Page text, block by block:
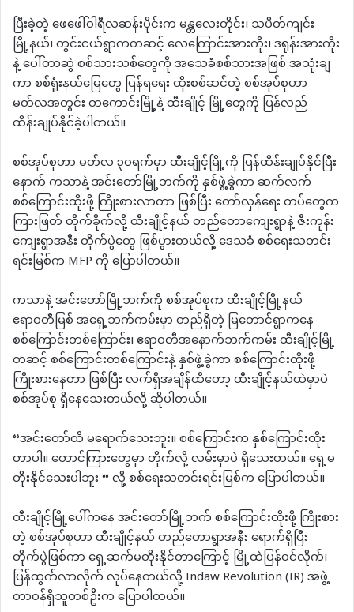
ပြီးခဲ့တဲ့ ဖေဖေါ်ဝါရီလဆန်းပိုင်းက မန္တလေးတိုင်း၊ သပိတ်ကျင်း
မြို့နယ်၊ တွင်းငယ်ရွာကတဆင့် လေကြောင်းအားကိုး၊ ဒရုန်းအားကိုး
နဲ့ ပေါ်တာဆွဲ စစ်သားသစ်တွေကို အသေခံစစ်သားအဖြစ် အသုံးချ
ကာ စစ်ရှုံးနယ်မြေတွေ ပြန်ရရေး ထိုးစစ်ဆင်တဲ့ စစ်အုပ်စုဟာ
မတ်လအတွင်း တကောင်းမြို့နဲ့ ထီးချိုင့် မြို့တွေကို ပြန်လည်
ထိန်းချုပ်နိုင်ခဲ့ပါတယ်။
စစ်အုပ်စုဟာ မတ်လ ၃၀ရက်မှာ ထီးချိုင့်မြို့ကို ပြန်ထိန်းချုပ်နိုင်ပြီး
နောက် ကသာနဲ့ အင်းတော်မြို့ဘက်ကို နှစ်ဖွဲ့ခွဲကာ ဆက်လက်
စစ်ကြောင်းထိုးဖို့ ကြိုးစားလာတာ ဖြစ်ပြီး တော်လှန်ရေး တပ်တွေက
ကြားဖြတ် တိုက်ခိုက်လို့ ထီးချိုင့်နယ် တည်တောကျေးရွာနဲ့ ဇီးကုန်း
ကျေးရွာအနီး တိုက်ပွဲတွေ ဖြစ်ပွားတယ်လို့ ဒေသခံ စစ်ရေးသတင်း
ရင်းမြစ်က MFP ကို ပြောပါတယ်။
ကသာနဲ့ အင်းတော်မြို့ဘက်ကို စစ်အုပ်စုက ထီးချိုင့်မြို့နယ်
ဧရာဝတီမြစ် အရှေ့ဘက်ကမ်းမှာ တည်ရှိတဲ့ မြတောင်ရွာကနေ
စစ်ကြောင်းတစ်ကြောင်း၊ ဧရာဝတီအနောက်ဘက်ကမ်း ထီးချိုင့်မြို့
တဆင့် စစ်ကြောင်းတစ်ကြောင်းနဲ့ နှစ်ဖွဲ့ခွဲကာ စစ်ကြောင်းထိုးဖို့
ကြိုးစားနေတာ ဖြစ်ပြီး လက်ရှိအချိန်ထိတော့ ထီးချိုင့်နယ်ထဲမှာပဲ
စစ်အုပ်စု ရှိနေသေးတယ်လို့ ဆိုပါတယ်။
“အင်းတော်ထိ မရောက်သေးဘူး။ စစ်ကြောင်းက နှစ်ကြောင်းထိုး
တာပါ။ တောင်ကြားတွေမှာ တိုက်လို့ လမ်းမှာပဲ ရှိသေးတယ်။ ရှေ့မ
တိုးနိုင်သေးပါဘူး “ လို့ စစ်ရေးသတင်းရင်းမြစ်က ပြောပါတယ်။
ထီးချိုင့်မြို့ပေါ်ကနေ အင်းတော်မြို့ဘက် စစ်ကြောင်းထိုးဖို့ ကြိုးစား
တဲ့ စစ်အုပ်စုဟာ ထီးချိုင့်နယ် တည်တောရွာအနီး ရောက်ရှိပြီး
တိုက်ပွဲဖြစ်ကာ ရှေ့ဆက်မတိုးနိုင်တာကြောင့် မြို့ထဲပြန်ဝင်လိုက်၊
ပြန်ထွက်လာလိုက် လုပ်နေတယ်လို့ Indaw Revolution (IR) အဖွဲ့
တာဝန်ရှိသူတစ်ဦးက ပြောပါတယ်။